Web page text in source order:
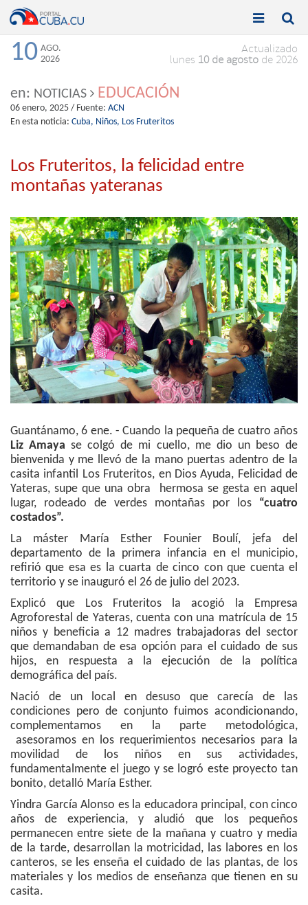
Toggle

Toggle

10 AGO.
2026
Actualizado
lunes 10 de agosto de 2026
en: NOTICIAS EDUCACIÓN
06 enero, 2025 / Fuente: ACN
En esta noticia: Cuba, Niños, Los Fruteritos
Los Fruteritos, la felicidad entre
montañas yateranas
Guantánamo, 6 ene. - Cuando la pequeña de cuatro años
Liz Amaya se colgó de mi cuello, me dio un beso de
bienvenida y me llevó de la mano puertas adentro de la
casita infantil Los Fruteritos, en Dios Ayuda, Felicidad de
Yateras, supe que una obra hermosa se gesta en aquel
lugar, rodeado de verdes montañas por los “cuatro
costados”.
La máster María Esther Founier Boulí, jefa del
departamento de la primera infancia en el municipio,
refirió que esa es la cuarta de cinco con que cuenta el
territorio y se inauguró el 26 de julio del 2023.
Explicó que Los Fruteritos la acogió la Empresa
Agroforestal de Yateras, cuenta con una matrícula de 15
niños y beneficia a 12 madres trabajadoras del sector
que demandaban de esa opción para el cuidado de sus
hijos, en respuesta a la ejecución de la política
demográfica del país.
Nació de un local en desuso que carecía de las
condiciones pero de conjunto fuimos acondicionando,
complementamos en la parte metodológica,
asesoramos en los requerimientos necesarios para la
movilidad de los niños en sus actividades,
fundamentalmente el juego y se logró este proyecto tan
bonito, detalló María Esther.
Yindra García Alonso es la educadora principal, con cinco
años de experiencia, y aludió que los pequeños
permanecen entre siete de la mañana y cuatro y media
de la tarde, desarrollan la motricidad, las labores en los
canteros, se les enseña el cuidado de las plantas, de los
materiales y los medios de enseñanza que tienen en su
casita.